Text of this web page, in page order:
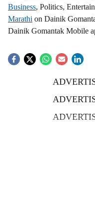
Business, Politics,
Marathi on Dainik
Dainik Gomantak Mobile